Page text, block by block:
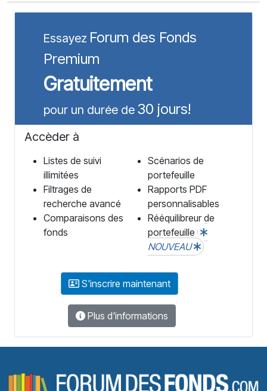
Essayez Forum des Fonds
Premium
Gratuitement
pour un durée de 30 jours!
Accèder à
Listes de suivi
illimitées
Filtrages de
recherche avancé
Comparaisons des
fonds
Scénarios de
portefeuille
Rapports PDF
personnalisables
Rééquilibreur de
portefeuille
NOUVEAU
S'inscrire maintenant
Plus d'informations